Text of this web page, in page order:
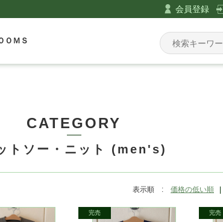
会員登録
ＯＭＳ
CATEGORY
トソー・ニット (men's)
表示順 : 価格の低い順